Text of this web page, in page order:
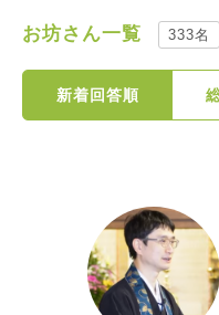
お坊さん一覧 333名
新着回答順